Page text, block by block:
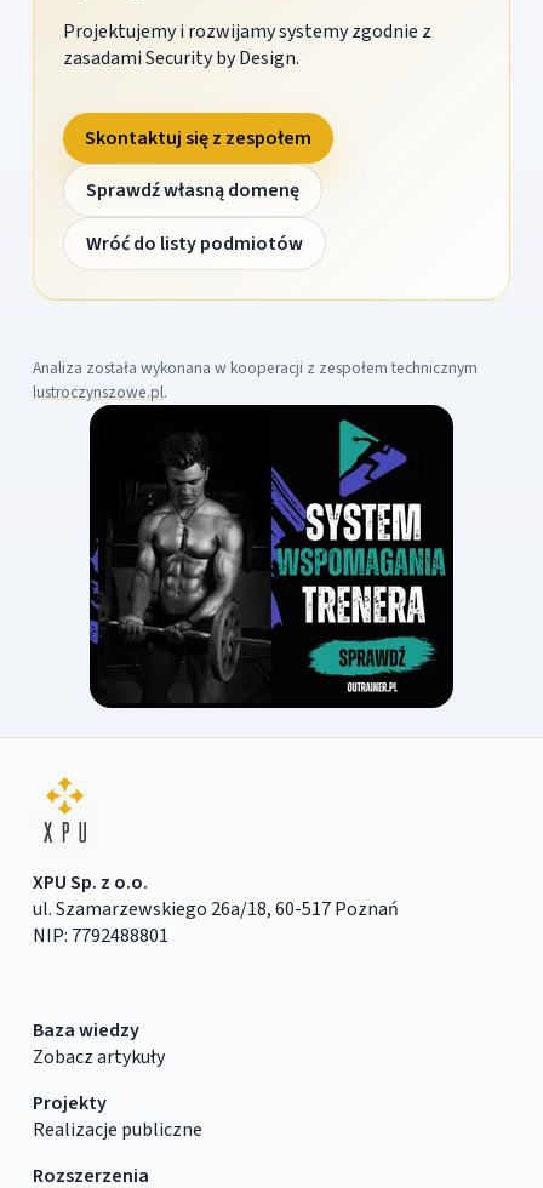
Projektujemy i rozwijamy systemy zgodnie z
zasadami Security by Design.
Skontaktuj się z zespołem
Sprawdź własną domenę
Wróć do listy podmiotów
Analiza została wykonana w kooperacji z zespołem technicznym
lustroczynszowe.pl.
XPU Sp. z o.o.
ul. Szamarzewskiego 26a/18, 60-517 Poznań
NIP: 7792488801
Baza wiedzy
Zobacz artykuły
Projekty
Realizacje publiczne
Rozszerzenia